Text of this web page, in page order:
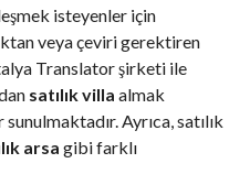
isteyenler için
veya çeviri gerektiren
Translatorşirketi ile
satılık villa almak
Ayrıca, satılık
arsa gibi farklı